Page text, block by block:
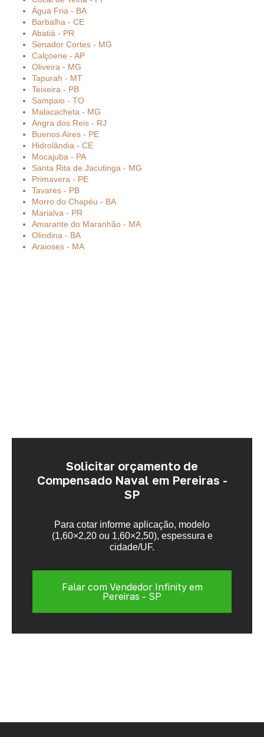
Água Fria - BA
Barbalha - CE
Abatiá - PR
Senador Cortes - MG
Calçoene - AP
Oliveira - MG
Tapurah - MT
Teixeira - PB
Sampaio - TO
Malacacheta - MG
Angra dos Reis - RJ
Buenos Aires - PE
Hidrolândia - CE
Mocajuba - PA
Santa Rita de Jacutinga - MG
Primavera - PE
Tavares - PB
Morro do Chapéu - BA
Marialva - PR
Amarante do Maranhão - MA
Olindina - BA
Araioses - MA
Solicitar orçamento de
Compensado Naval em Pereiras -
SP
Para cotar informe aplicação, modelo
(1,60×2,20 ou 1,60×2,50), espessura e
cidade/UF.
Falar com Vendedor Infinity em
Pereiras - SP